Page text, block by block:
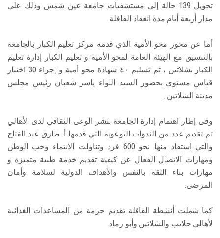
تحويل 139 حالة إلى مستشفيات جامعة عين شمس وذلك على
مدار أربعة أيام مدة انعقاد القافلة.
أما عن محور محو الأمية الذي قدمه مركز تعليم الكبار بالجامعة
بالتنسيق مع الهيئة العامة لمحو الأمية و تعليم الكبار إدارة تعليم
الكبار بشلاتين ، تم تسليم ٤٠ شهادة محو أمية و إجراء 30 اختبار
قياس مستوى بحضور السيد اللواء ياسر شعبان رئيس مجلس
مدينة الشلاتين .
وفى إطار اهتمام إدارة الجامعة بنشر الوعى الثقافي لدى الأهالي
تم تقديم عدد من الندوات التوعوية التي قدمها أ. طارق عبد الفتاح
والتي استفاد منها نحو 600 فرد وتناولت الانتماء وحب الوطن
ومهارات الاتصال الفعال عن كيفية تقديم خدمة طبية متميزة و
مهارات بناء الثقة بالنفس والأهداف الدولية لسلامة وأمان
المرضى.
كما شملت أنشطة القافلة تقديم حزمة من المساعدات الغذائية
لأهالي حلايب والشلاتين وأبو رماد.